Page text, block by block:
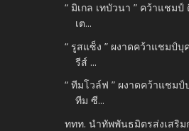
“ มิเกล เทบัวนา ” คว้าแชม
เต...
“ รูสแซ็ง ” ผงาดคว้าแชมป์
รีส์ ...
“ ทีมโวล์ฟ ” ผงาดคว้าแชมป์
ทีม ซี...
ททท. นำทัพพันธมิตรส่งเสริม